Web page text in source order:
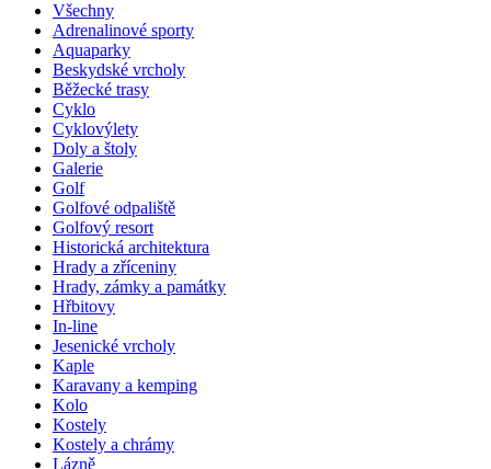
Všechny
Adrenalinové sporty
Aquaparky
Beskydské vrcholy
Běžecké trasy
Cyklo
Cyklovýlety
Doly a štoly
Galerie
Golf
Golfové odpaliště
Golfový resort
Historická architektura
Hrady a zříceniny
Hrady, zámky a památky
Hřbitovy
In-line
Jesenické vrcholy
Kaple
Karavany a kemping
Kolo
Kostely
Kostely a chrámy
Lázně